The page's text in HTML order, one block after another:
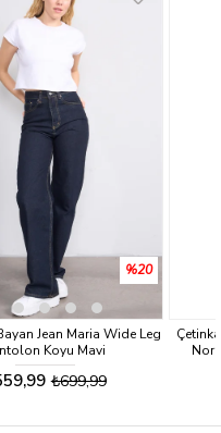
Çetinkaya Miyamira 7537 Yüksek
Normal Paça Pantolon Lacivert
₺499,99